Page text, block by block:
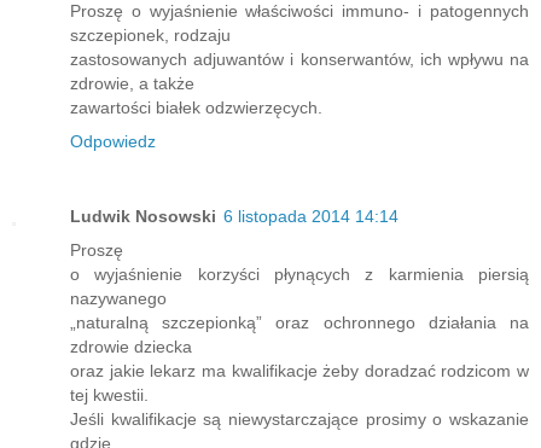
Proszę o wyjaśnienie właściwości immuno- i patogennych
szczepionek, rodzaju
zastosowanych adjuwantów i konserwantów, ich wpływu na
zdrowie, a także
zawartości białek odzwierzęcych.
Odpowiedz
Ludwik Nosowski 6 listopada 2014 14:14
Proszę
o wyjaśnienie korzyści płynących z karmienia piersią
nazywanego
„naturalną szczepionką” oraz ochronnego działania na
zdrowie dziecka
oraz jakie lekarz ma kwalifikacje żeby doradzać rodzicom w
tej kwestii.
Jeśli kwalifikacje są niewystarczające prosimy o wskazanie
gdzie